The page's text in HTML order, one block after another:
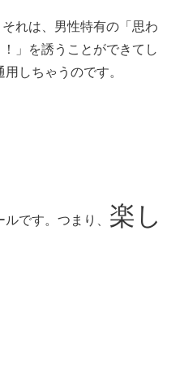
れは、男性特有の「思わ
」を誘うことができてし
しちゃうのです。
です。つまり、 楽し